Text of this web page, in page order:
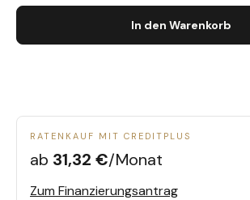
In den Warenkorb
RATENKAUF MIT CREDITPLUS
ab 31,32 €/Monat
Zum Finanzierungsantrag